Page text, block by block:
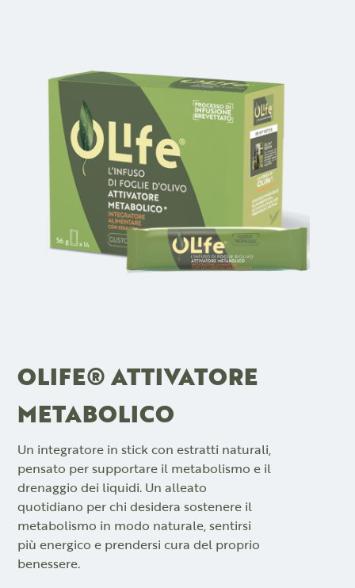
OLIFE® ATTIVATORE
METABOLICO
Un integratore in stick con estratti naturali,
pensato per supportare il metabolismo e il
drenaggio dei liquidi. Un alleato
quotidiano per chi desidera sostenere il
metabolismo in modo naturale, sentirsi
più energico e prendersi cura del proprio
benessere.